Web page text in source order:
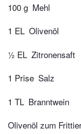
100 g Mehl
1 EL Olivenöl
½ EL Zitronensaft
1 Prise Salz
1 TL Branntwein
Olivenöl zum